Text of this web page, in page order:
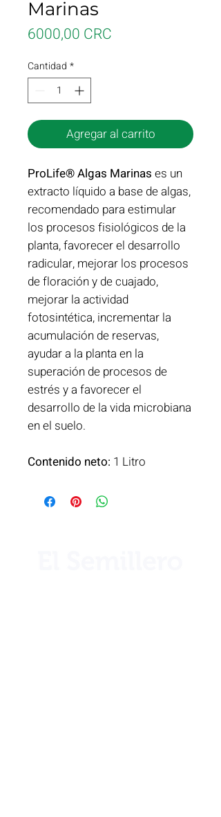
Marinas
6000,00 CRC
Cantidad *
Agregar al carrito
ProLife® Algas Marinas es un
extracto líquido a base de algas,
recomendado para estimular
los procesos fisiológicos de la
planta, favorecer el desarrollo
radicular, mejorar los procesos
de floración y de cuajado,
mejorar la actividad
fotosintética, incrementar la
acumulación de reservas,
ayudar a la planta en la
superación de procesos de
estrés y a favorecer el
desarrollo de la vida microbiana
en el suelo.
Contenido neto: 1 Litro